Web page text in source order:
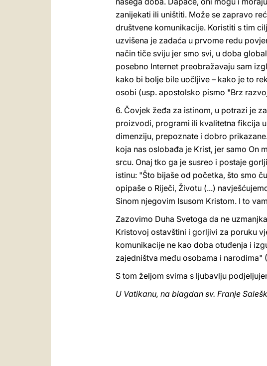
zanijekati ili uništiti. Može se zapravo
društvene komunikacije. Koristiti s tim
uzvišena je zadaća u prvome redu
način tiče sviju jer smo svi, u doba
posebno Internet preobražavaju sam
kako bi bolje bile uočljive – kako je to
osobi (usp. apostolsko pismo "Brz
6. Čovjek žeđa za istinom, u potrazi je
proizvodi, programi ili kvalitetna fikcija
dimenziju, prepoznate i dobro
koja nas oslobađa je Krist, jer samo
srcu. Onaj tko ga je susreo i postaje
istinu: "Što bijaše od početka, što smo
opipaše o Riječi, Životu (...)
Sinom njegovim Isusom Kristom. I to
Zazovimo Duha Svetoga da ne
Kristovoj ostavštini i gorljivi za poruku
komunikacije ne kao doba otuđenja i
zajedništva među osobama i
S tom željom svima s ljubavlju
U Vatikanu, na blagdan sv. Franje